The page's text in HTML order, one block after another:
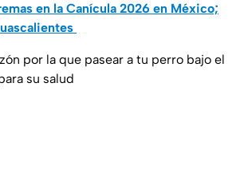
en la Canícula 2026 en México;
por la que pasear a tu perro bajo el
su salud